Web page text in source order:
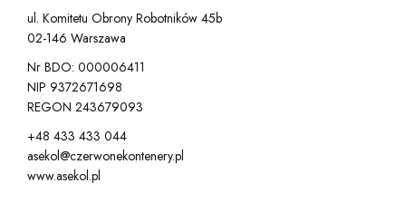
ul. Komitetu Obrony Robotników 45b
02-146 Warszawa
Nr BDO: 000006411
NIP 9372671698
REGON 243679093
+48 433 433 044
asekol@czerwonekontenery.pl
www.asekol.pl